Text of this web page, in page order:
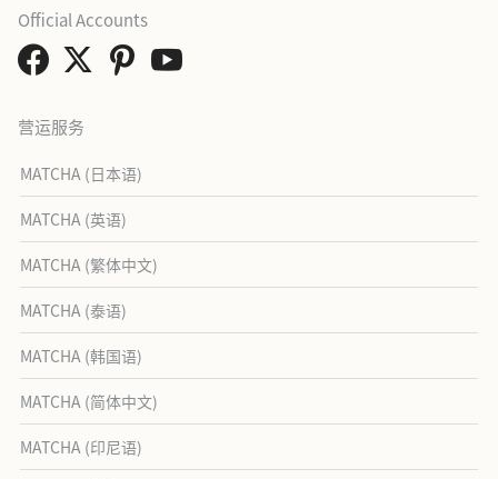
营运服务
MATCHA (日本语)
MATCHA (英语)
MATCHA (繁体中文)
MATCHA (泰语)
MATCHA (韩国语)
MATCHA (简体中文)
MATCHA (印尼语)
Official Accounts